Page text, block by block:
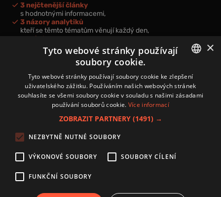
3 nejčtenější články
s hodnotnými informacemi,
3 názory analytiků
kteří se těmto tématům věnují každý den,
nová videa a podcasty
k prohloubení vašich znalostí.
Přihlášením k newsletteru vyjadřujete svůj souhlas spodmínkami
zpracování osobních údajů.
Zásady používání souborů cookies
Autoři
Nastavení cookies
CZECH
×
Tyto webové stránky používají
soubory cookie.
Tyto webové stránky používají soubory cookie ke zlepšení
uživatelského zážitku. Používáním našich webových stránek
souhlasíte se všemi soubory cookie v souladu s našimi zásadami
používání souborů cookie. Více informací
ZOBRAZIT PARTNERY (1491) →
NEZBYTNĚ NUTNÉ SOUBORY
VÝKONOVÉ SOUBORY SOUBORY CÍLENÍ
FUNKČNÍ SOUBORY